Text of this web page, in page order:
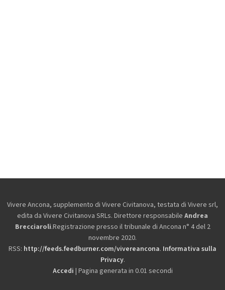
Vivere Ancona, supplemento di Vivere Civitanova, testata di Vivere srl,
edita da Vivere Civitanova SRLs. Direttore responsabile Andrea
Brecciaroli.Registrazione presso il tribunale di Ancona n° 4 del 2
novembre 2020.
RSS: http://feeds.feedburner.com/vivereancona. Informativa sulla
Privacy.
Accedi | Pagina generata in 0.01 secondi